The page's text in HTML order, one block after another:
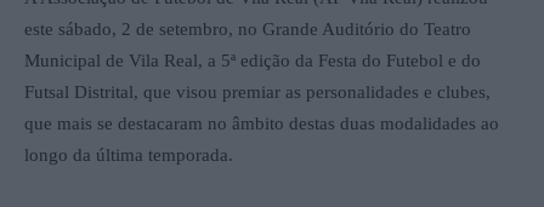
este sábado, 2 de setembro, no Grande Auditório do Teatro
Municipal de Vila Real, a 5ª edição da Festa do Futebol e do
Futsal Distrital, que visou premiar as personalidades e clubes,
que mais se destacaram no âmbito destas duas modalidades ao
longo da última temporada.